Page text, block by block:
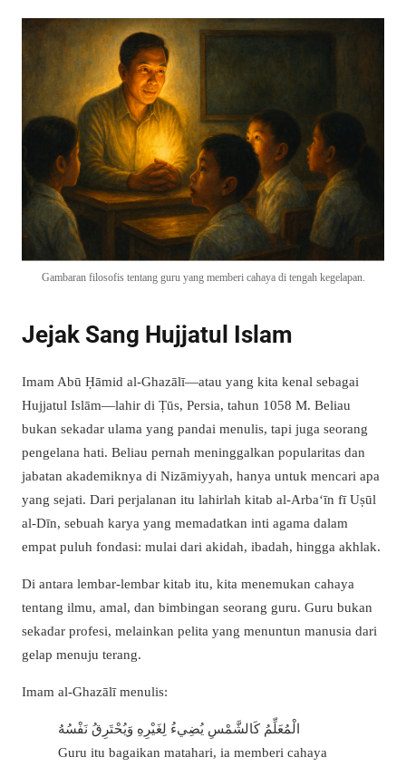
Gambaran filosofis tentang guru yang memberi cahaya di tengah kegelapan.
Jejak Sang Hujjatul Islam
Imam Abū Ḥāmid al-Ghazālī—atau yang kita kenal sebagai
Hujjatul Islām—lahir di Ṭūs, Persia, tahun 1058 M. Beliau
bukan sekadar ulama yang pandai menulis, tapi juga seorang
pengelana hati. Beliau pernah meninggalkan popularitas dan
jabatan akademiknya di Nizāmiyyah, hanya untuk mencari apa
yang sejati. Dari perjalanan itu lahirlah kitab al-Arba‘īn fī Uṣūl
al-Dīn, sebuah karya yang memadatkan inti agama dalam
empat puluh fondasi: mulai dari akidah, ibadah, hingga akhlak.
Di antara lembar-lembar kitab itu, kita menemukan cahaya
tentang ilmu, amal, dan bimbingan seorang guru. Guru bukan
sekadar profesi, melainkan pelita yang menuntun manusia dari
gelap menuju terang.
Imam al-Ghazālī menulis:
الْمُعَلِّمُ كَالشَّمْسِ يُضِيءُ لِغَيْرِهِ وَيُحْتَرِقُ نَفْسُهُ
Guru itu bagaikan matahari, ia memberi cahaya